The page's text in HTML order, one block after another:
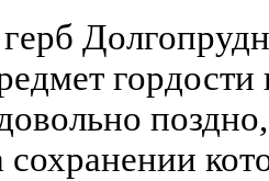
сохранении